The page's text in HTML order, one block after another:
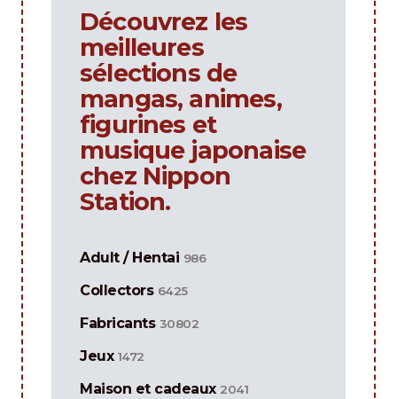
Découvrez les
meilleures
sélections de
mangas, animes,
figurines et
musique japonaise
chez Nippon
Station.
Adult / Hentai 986
Collectors 6425
Fabricants 30802
Jeux 1472
Maison et cadeaux 2041